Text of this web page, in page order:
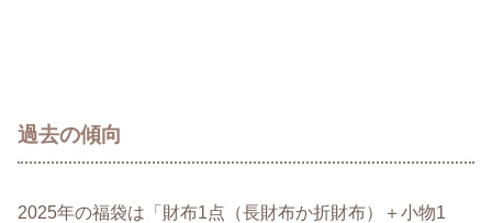
過去の傾向
2025年の福袋は「財布1点（長財布か折財布）＋小物1